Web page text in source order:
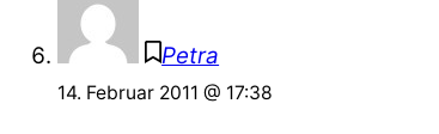
Petra
14. Februar 2011 @ 17:38